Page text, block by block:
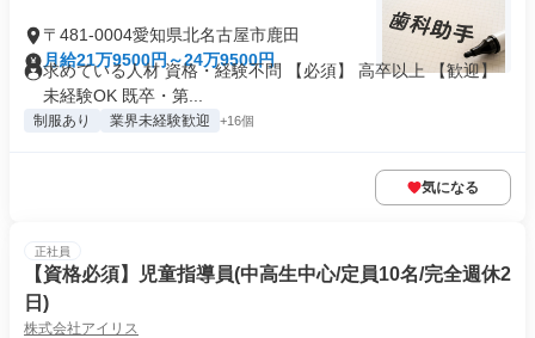
〒481-0004愛知県北名古屋市鹿田
月給21万9500円～24万9500円
求めている人材 資格・経験不問 【必須】 高卒以上 【歓迎】
未経験OK 既卒・第...
制服あり 業界未経験歓迎 +16個
気になる
正社員
【資格必須】児童指導員(中高生中心/定員10名/完全週休2
日)
株式会社アイリス